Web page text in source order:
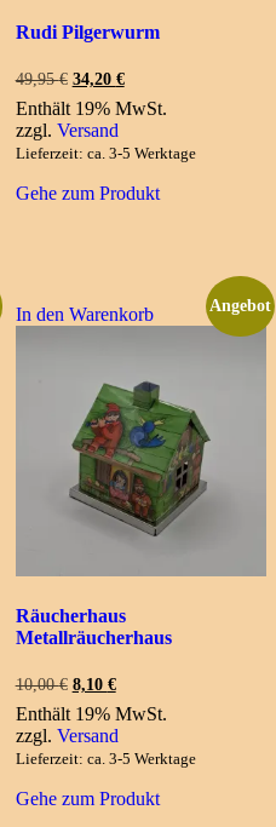
Rudi Pilgerwurm
49,95€ Ursprünglicher
Preis
war:
49,95 €
34,20 €Aktueller
Preis
ist:
Enthält 19% MwSt.
zzgl. Versand
Lieferzeit: ca. 3-5 Werktage
Gehe zum Produkt
In den Warenkorb Angebot
Räucherhaus
Metallräucherhaus
10,00€ Ursprünglicher
war:
10,00 €
8,10 €Aktueller
ist:
8,10 €.
Enthält 19% MwSt.
zzgl. Versand
Lieferzeit: ca. 3-5 Werktage
Gehe zum Produkt